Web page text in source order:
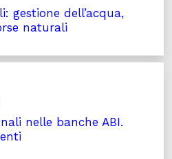
gestione dell’acqua,
naturali
nelle banche ABI.